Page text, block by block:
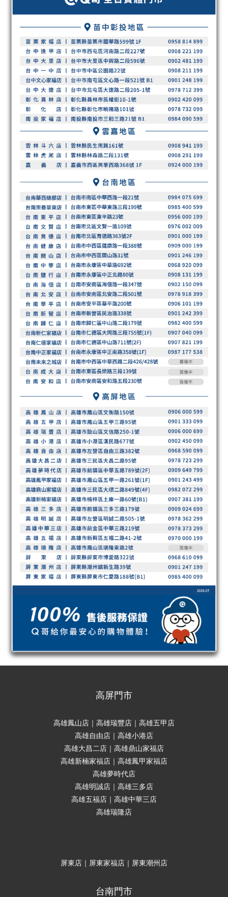
高屏門市
高雄鳳山店｜高雄瑞豐店｜高雄五甲店
高雄自由店｜高雄小港店
高雄大昌二店｜高雄鼎山家福店
高雄新楠家福店｜高雄鳳甲家福店
高雄夢時代店
高雄明誠店｜高雄三多店
高雄五福店｜高雄中華三店
高雄瑞隆店
屏東店｜屏東家福店｜屏東潮州店
台南門市